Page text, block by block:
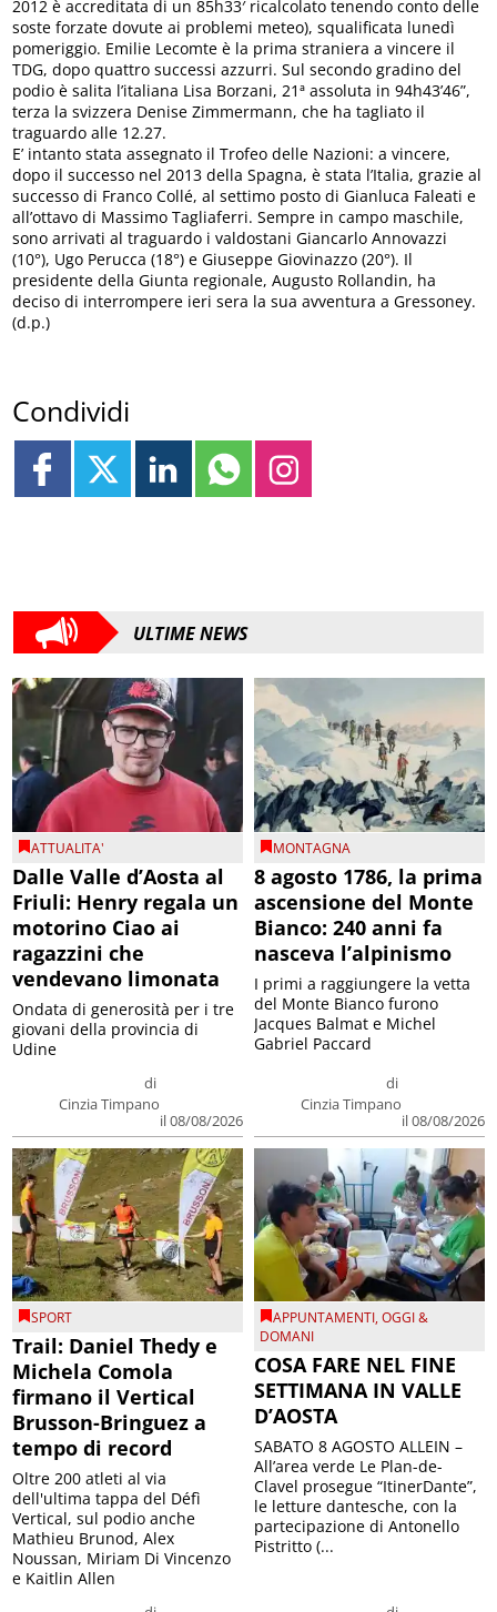
2012 è accreditata di un 85h33′ ricalcolato tenendo conto delle
soste forzate dovute ai problemi meteo), squalificata lunedì
pomeriggio. Emilie Lecomte è la prima straniera a vincere il
TDG, dopo quattro successi azzurri. Sul secondo gradino del
podio è salita l’italiana Lisa Borzani, 21ª assoluta in 94h43’46”,
terza la svizzera Denise Zimmermann, che ha tagliato il
traguardo alle 12.27.
E’ intanto stata assegnato il Trofeo delle Nazioni: a vincere,
dopo il successo nel 2013 della Spagna, è stata l’Italia, grazie al
successo di Franco Collé, al settimo posto di Gianluca Faleati e
all’ottavo di Massimo Tagliaferri. Sempre in campo maschile,
sono arrivati al traguardo i valdostani Giancarlo Annovazzi
(10°), Ugo Perucca (18°) e Giuseppe Giovinazzo (20°). Il
presidente della Giunta regionale, Augusto Rollandin, ha
deciso di interrompere ieri sera la sua avventura a Gressoney.
(d.p.)
Condividi
ULTIME NEWS
ATTUALITA'
Dalle Valle d’Aosta al
Friuli: Henry regala un
motorino Ciao ai
ragazzini che
vendevano limonata
di
Cinzia Timpano
il 08/08/2026
Ondata di generosità per i tre
giovani della provincia di
Udine
MONTAGNA
8 agosto 1786, la prima
ascensione del Monte
Bianco: 240 anni fa
nasceva l’alpinismo
di
Cinzia Timpano
il 08/08/2026
I primi a raggiungere la vetta
del Monte Bianco furono
Jacques Balmat e Michel
Gabriel Paccard
SPORT
Trail: Daniel Thedy e
Michela Comola
firmano il Vertical
Brusson-Bringuez a
tempo di record
Oltre 200 atleti al via
dell'ultima tappa del Défì
Vertical, sul podio anche
Mathieu Brunod, Alex
Noussan, Miriam Di Vincenzo
e Kaitlin Allen
APPUNTAMENTI,OGGI &
DOMANI
COSA FARE NEL FINE
SETTIMANA IN VALLE
D’AOSTA
SABATO 8 AGOSTO ALLEIN –
All’area verde Le Plan-de-
Clavel prosegue “ItinerDante”,
le letture dantesche, con la
partecipazione di Antonello
Pistritto (...